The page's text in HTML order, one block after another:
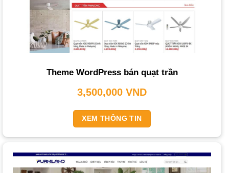
không ảnh hưởng đến tốc độ.
Quy Trình Thiết Kế Website Nội Thất Chuyên
Nghiệp
THIETKEWEBCHUYENNGHIEP.ORG
cách thiết kế và các tính năng cần có.
Theme WordPress bán quạt trần
3,500,000 VND
XEM THÔNG TIN